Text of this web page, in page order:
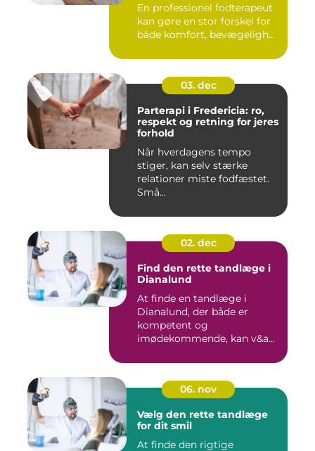
En professionel fodterapeut
kan gøre en stor forskel for
både komfort, bevægeligh...
03. dec
Parterapi i Fredericia: ro,
respekt og retning for jeres
forhold
Når hverdagens tempo
stiger, kan selv stærke
relationer miste fodfæstet.
Små...
02. dec
Find den rette tandlæge i
Dianalund
At finde en tandlæge i
Dianalund, der både er
kompetent og
imødekommende, kan v&a...
06. nov
Vælg den rette tandlæge
for dit smil
At finde den rigtige